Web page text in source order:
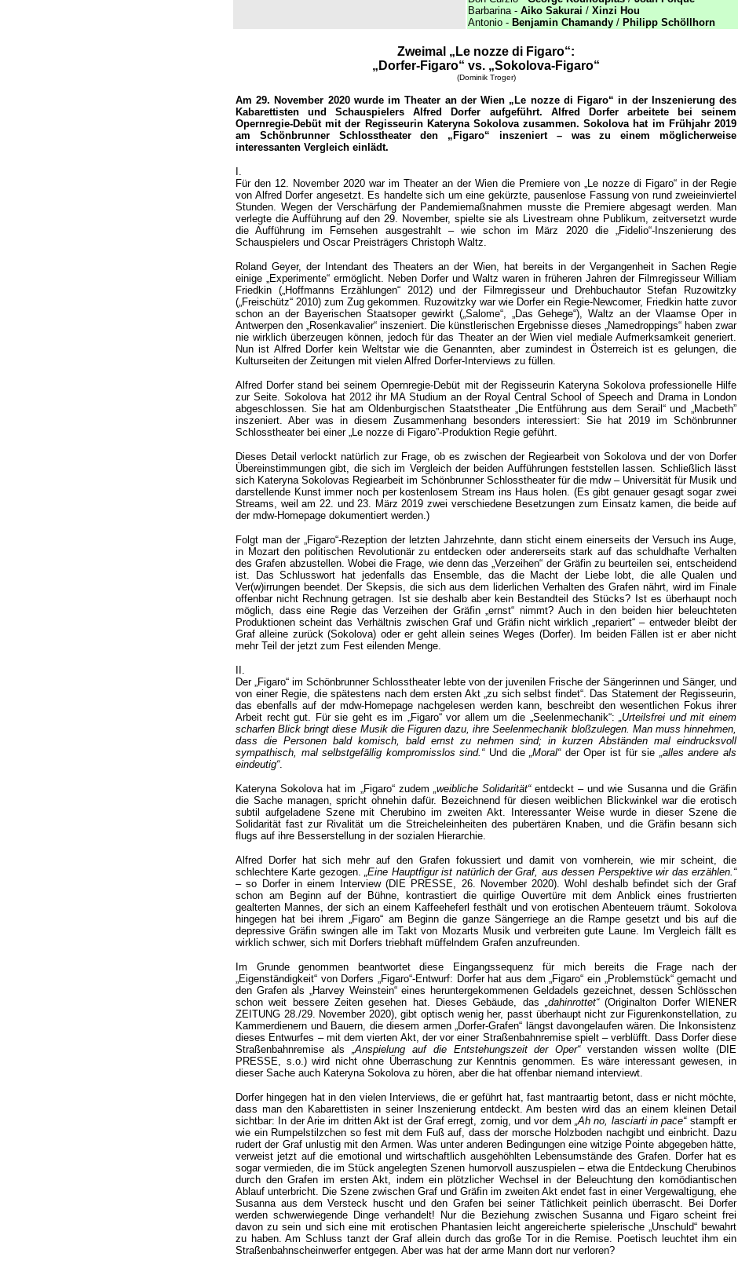
Barbarina - Aiko Sakurai / Xinzi Hou
Antonio - Benjamin Chamandy/ Philipp Schöllhorn
Zweimal „Le nozze di Figaro“:
„Dorfer-Figaro“ vs. „Sokolova-Figaro“
(Dominik Troger)
Am 29. November 2020 wurde im Theater an der Wien „Le nozze di Figaro“ in der Inszenierung des
Kabarettisten und Schauspielers Alfred Dorfer aufgeführt. Alfred Dorfer arbeitete bei seinem
Opernregie-Debüt mit der Regisseurin Kateryna Sokolova zusammen. Sokolova hat im Frühjahr 2019
am Schönbrunner Schlosstheater den „Figaro“ inszeniert – was zu einem möglicherweise
interessanten Vergleich einlädt.
I.
Für den 12. November 2020 war im Theater an der Wien die Premiere von „Le nozze di Figaro“ in der Regie
von Alfred Dorfer angesetzt. Es handelte sich um eine gekürzte, pausenlose Fassung von rund zweieinviertel
Stunden. Wegen der Verschärfung der Pandemiemaßnahmen musste die Premiere abgesagt werden. Man
verlegte die Aufführung auf den 29. November, spielte sie als Livestream ohne Publikum, zeitversetzt wurde
die Aufführung im Fernsehen ausgestrahlt – wie schon im März 2020 die „Fidelio“-Inszenierung des
Schauspielers und Oscar Preisträgers Christoph Waltz.
Roland Geyer, der Intendant des Theaters an der Wien, hat bereits in der Vergangenheit in Sachen Regie
einige „Experimente“ ermöglicht. Neben Dorfer und Waltz waren in früheren Jahren der Filmregisseur William
Friedkin („Hoffmanns Erzählungen“ 2012) und der Filmregisseur und Drehbuchautor Stefan Ruzowitzky
(„Freischütz“ 2010) zum Zug gekommen. Ruzowitzky war wie Dorfer ein Regie-Newcomer, Friedkin hatte zuvor
schon an der Bayerischen Staatsoper gewirkt („Salome“, „Das Gehege“), Waltz an der Vlaamse Oper in
Antwerpen den „Rosenkavalier“ inszeniert. Die künstlerischen Ergebnisse dieses „Namedroppings“ haben zwar
nie wirklich überzeugen können, jedoch für das Theater an der Wien viel mediale Aufmerksamkeit generiert.
Nun ist Alfred Dorfer kein Weltstar wie die Genannten, aber zumindest in Österreich ist es gelungen, die
Kulturseiten der Zeitungen mit vielen Alfred Dorfer-Interviews zu füllen.
Alfred Dorfer stand bei seinem Opernregie-Debüt mit der Regisseurin Kateryna Sokolova professionelle Hilfe
zur Seite. Sokolova hat 2012 ihr MA Studium an der Royal Central School of Speech and Drama in London
abgeschlossen. Sie hat am Oldenburgischen Staatstheater „Die Entführung aus dem Serail“ und „Macbeth”
inszeniert. Aber was in diesem Zusammenhang besonders interessiert: Sie hat 2019 im Schönbrunner
Schlosstheater bei einer „Le nozze di Figaro”-Produktion Regie geführt.
Dieses Detail verlockt natürlich zur Frage, ob es zwischen der Regiearbeit von Sokolova und der von Dorfer
Übereinstimmungen gibt, die sich im Vergleich der beiden Aufführungen feststellen lassen. Schließlich lässt
sich Kateryna Sokolovas Regiearbeit im Schönbrunner Schlosstheater für die mdw – Universität für Musik und
darstellende Kunst immer noch per kostenlosem Stream ins Haus holen. (Es gibt genauer gesagt sogar zwei
Streams, weil am 22. und 23. März 2019 zwei verschiedene Besetzungen zum Einsatz kamen, die beide auf
der mdw-Homepage dokumentiert werden.)
Folgt man der „Figaro“-Rezeption der letzten Jahrzehnte, dann sticht einem einerseits der Versuch ins Auge,
in Mozart den politischen Revolutionär zu entdecken oder andererseits stark auf das schuldhafte Verhalten
des Grafen abzustellen. Wobei die Frage, wie denn das „Verzeihen“ der Gräfin zu beurteilen sei, entscheidend
ist. Das Schlusswort hat jedenfalls das Ensemble, das die Macht der Liebe lobt, die alle Qualen und
Ver(w)irrungen beendet. Der Skepsis, die sich aus dem liderlichen Verhalten des Grafen nährt, wird im Finale
offenbar nicht Rechnung getragen. Ist sie deshalb aber kein Bestandteil des Stücks? Ist es überhaupt noch
möglich, dass eine Regie das Verzeihen der Gräfin „ernst“ nimmt? Auch in den beiden hier beleuchteten
Produktionen scheint das Verhältnis zwischen Graf und Gräfin nicht wirklich „repariert“ – entweder bleibt der
Graf alleine zurück (Sokolova) oder er geht allein seines Weges (Dorfer). Im beiden Fällen ist er aber nicht
mehr Teil der jetzt zum Fest eilenden Menge.
II.
Der „Figaro“ im Schönbrunner Schlosstheater lebte von der juvenilen Frische der Sängerinnen und Sänger, und
von einer Regie, die spätestens nach dem ersten Akt „zu sich selbst findet“. Das Statement der Regisseurin,
das ebenfalls auf der mdw-Homepage nachgelesen werden kann, beschreibt den wesentlichen Fokus ihrer
Arbeit recht gut. Für sie geht es im „Figaro“ vor allem um die „Seelenmechanik“:„Urteilsfrei und mit einem
scharfen Blick bringt diese Musik die Figuren dazu, ihre Seelenmechanik bloßzulegen. Man muss hinnehmen,
dass die Personen bald komisch, bald ernst zu nehmen sind; in kurzen Abständen mal eindrucksvoll
sympathisch, mal selbstgefällig kompromisslos sind.“Und die„Moral“der Oper ist für sie „alles andere als
eindeutig“.
Kateryna Sokolova hat im „Figaro“ zudem „weibliche Solidarität“entdeckt – und wie Susanna und die Gräfin
die Sache managen, spricht ohnehin dafür. Bezeichnend für diesen weiblichen Blickwinkel war die erotisch
subtil aufgeladene Szene mit Cherubino im zweiten Akt. Interessanter Weise wurde in dieser Szene die
Solidarität fast zur Rivalität um die Streicheleinheiten des pubertären Knaben, und die Gräfin besann sich
flugs auf ihre Besserstellung in der sozialen Hierarchie.
Alfred Dorfer hat sich mehr auf den Grafen fokussiert und damit von vornherein, wie mir scheint, die
schlechtere Karte gezogen.„Eine Hauptfigur ist natürlich der Graf, aus dessen Perspektive wir das erzählen.“
– so Dorfer in einem Interview (DIE PRESSE, 26. November 2020). Wohl deshalb befindet sich der Graf
schon am Beginn auf der Bühne, kontrastiert die quirlige Ouvertüre mit dem Anblick eines frustrierten
gealterten Mannes, der sich an einem Kaffeeheferl festhält und von erotischen Abenteuern träumt. Sokolova
hingegen hat bei ihrem „Figaro“ am Beginn die ganze Sängerriege an die Rampe gesetzt und bis auf die
depressive Gräfin swingen alle im Takt von Mozarts Musik und verbreiten gute Laune. Im Vergleich fällt es
wirklich schwer, sich mit Dorfers triebhaft müffelndem Grafen anzufreunden.
Im Grunde genommen beantwortet diese Eingangssequenz für mich bereits die Frage nach der
„Eigenständigkeit“ von Dorfers „Figaro“-Entwurf: Dorfer hat aus dem „Figaro“ ein „Problemstück“ gemacht und
den Grafen als „Harvey Weinstein“ eines heruntergekommenen Geldadels gezeichnet, dessen Schlösschen
schon weit bessere Zeiten gesehen hat. Dieses Gebäude, das „dahinrottet“(Originalton Dorfer WIENER
ZEITUNG 28./29. November 2020), gibt optisch wenig her, passt überhaupt nicht zur Figurenkonstellation, zu
Kammerdienern und Bauern, die diesem armen „Dorfer-Grafen“ längst davongelaufen wären. Die Inkonsistenz
dieses Entwurfes – mit dem vierten Akt, der vor einer Straßenbahnremise spielt – verblüfft. Dass Dorfer diese
Straßenbahnremise als „Anspielung auf die Entstehungszeit der Oper“verstanden wissen wollte (DIE
PRESSE, s.o.) wird nicht ohne Überraschung zur Kenntnis genommen. Es wäre interessant gewesen, in
dieser Sache auch Kateryna Sokolova zu hören, aber die hat offenbar niemand interviewt.
Dorfer hingegen hat in den vielen Interviews, die er geführt hat, fast mantraartig betont, dass er nicht möchte,
dass man den Kabarettisten in seiner Inszenierung entdeckt. Am besten wird das an einem kleinen Detail
sichtbar: In der Arie im dritten Akt ist der Graf erregt, zornig, und vor dem „Ah no, lasciarti in pace“stampft er
wie ein Rumpelstilzchen so fest mit dem Fuß auf, dass der morsche Holzboden nachgibt und einbricht. Dazu
rudert der Graf unlustig mit den Armen. Was unter anderen Bedingungen eine witzige Pointe abgegeben hätte,
verweist jetzt auf die emotional und wirtschaftlich ausgehöhlten Lebensumstände des Grafen. Dorfer hat es
sogar vermieden, die im Stück angelegten Szenen humorvoll auszuspielen – etwa die Entdeckung Cherubinos
durch den Grafen im ersten Akt, indem ein plötzlicher Wechsel in der Beleuchtung den komödiantischen
Ablauf unterbricht. Die Szene zwischen Graf und Gräfin im zweiten Akt endet fast in einer Vergewaltigung, ehe
Susanna aus dem Versteck huscht und den Grafen bei seiner Tätlichkeit peinlich überrascht. Bei Dorfer
werden schwerwiegende Dinge verhandelt! Nur die Beziehung zwischen Susanna und Figaro scheint frei
davon zu sein und sich eine mit erotischen Phantasien leicht angereicherte spielerische „Unschuld“ bewahrt
zu haben. Am Schluss tanzt der Graf allein durch das große Tor in die Remise. Poetisch leuchtet ihm ein
Straßenbahnscheinwerfer entgegen. Aber was hat der arme Mann dort nur verloren?